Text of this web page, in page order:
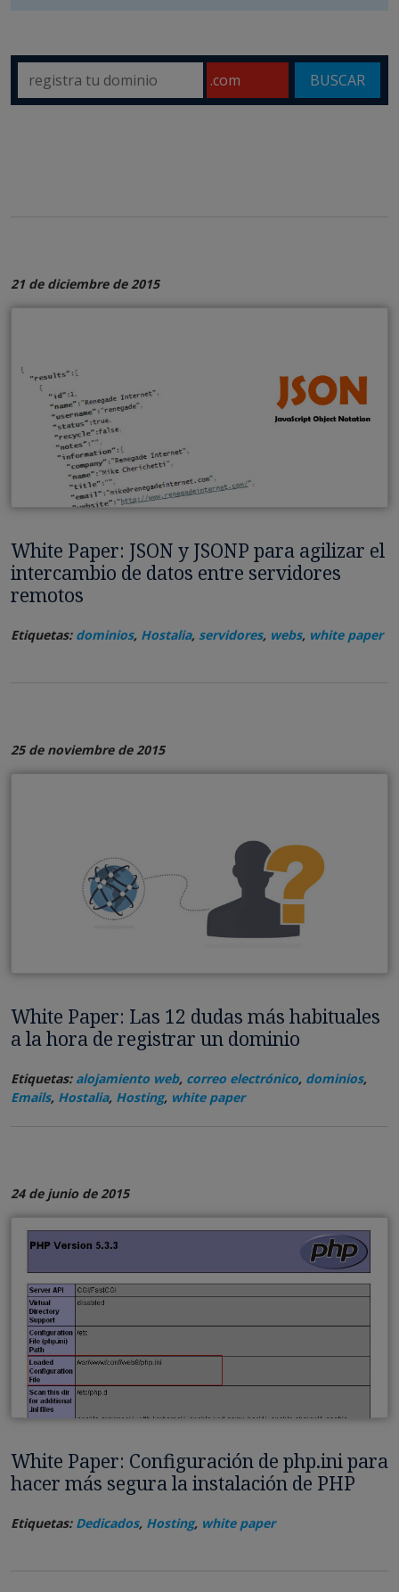
BUSCAR
21 de diciembre de 2015
White Paper: JSON y JSONP para agilizar el
intercambio de datos entre servidores
remotos
Etiquetas: dominios, Hostalia, servidores, webs, white paper
25 de noviembre de 2015
White Paper: Las 12 dudas más habituales
a la hora de registrar un dominio
Etiquetas: alojamiento web, correo electrónico, dominios,
Emails, Hostalia, Hosting, white paper
24 de junio de 2015
White Paper: Configuración de php.ini para
hacer más segura la instalación de PHP
Etiquetas: Dedicados, Hosting, white paper